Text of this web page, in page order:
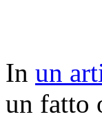
In un
un fatto